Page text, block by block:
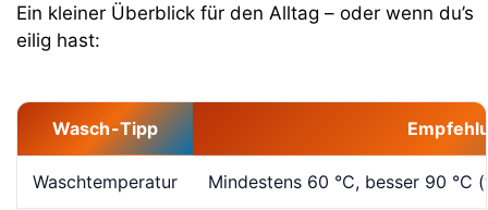
Ein kleiner Überblick für den Alltag – oder wenn du’s
eilig hast:
Wasch-Tipp
Waschtemperatur Mindestens 60 °C, besser 90 °C